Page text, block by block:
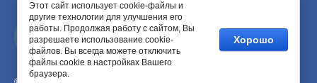
Этот сайт использует cookie-файлы и
другие технологии для улучшения его
работы. Продолжая работу с сайтом, Вы
разрешаете использование cookie-
файлов. Вы всегда можете отключить
файлы cookie в настройках Вашего
браузера.
Хорошо